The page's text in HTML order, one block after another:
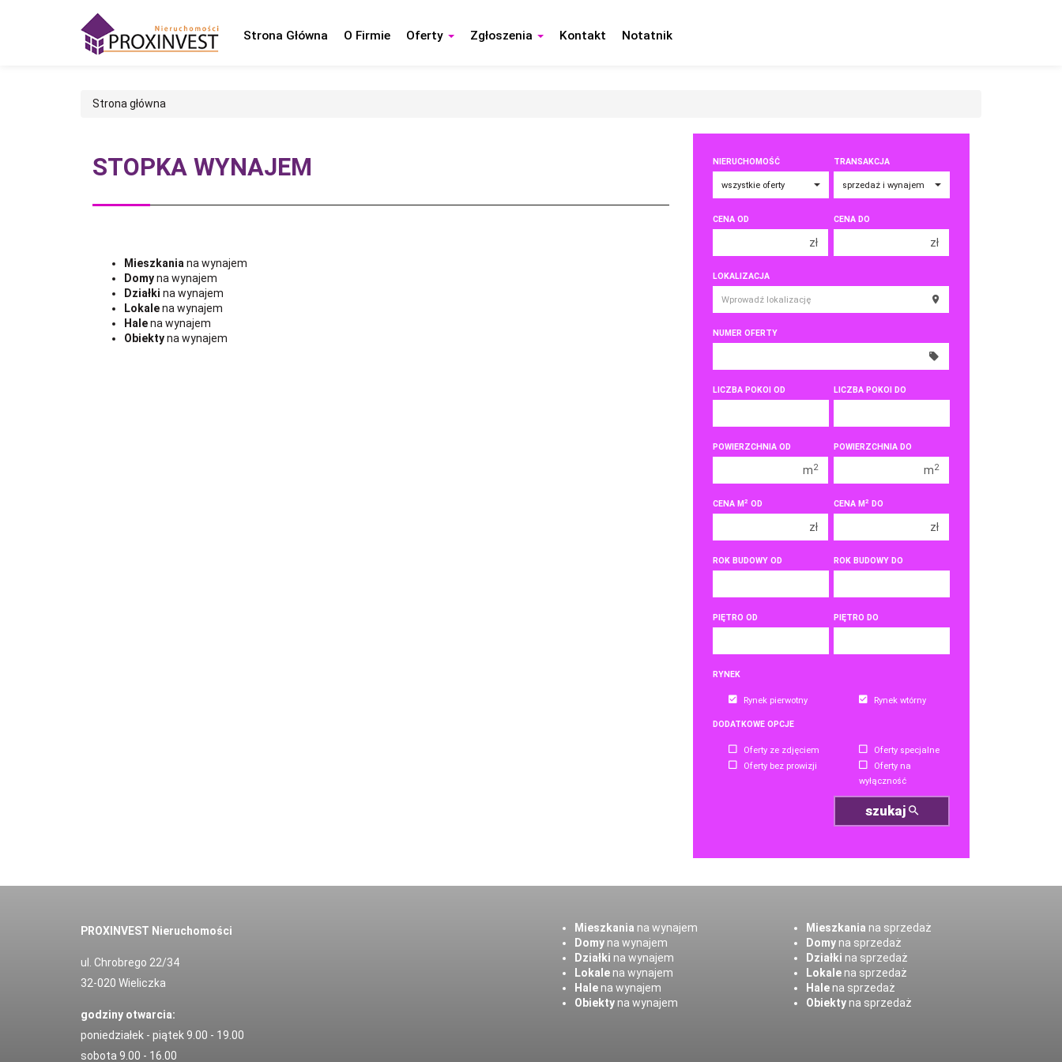
Strona Główna O Firmie Oferty Zgłoszenia Kontakt Notatnik
Strona główna
NIERUCHOMOŚĆ TRANSAKCJA
CENA OD
zł
200 000 zł
250 000 zł
300 000 zł
400 000 zł
CENA DO
zł
200 000 zł
250 000 zł
400 000 zł
LOKALIZACJA
NUMER OFERTY
LICZBA POKOI OD
2 pokoje
3 pokoje
4 pokoje
6 pokoi
LICZBA POKOI DO
2 pokoje
3 pokoje
4 pokoje
6 pokoi
POWIERZCHNIA OD
m2
POWIERZCHNIA DO
m2
CENA M2 OD
zł
CENA M2 DO
zł
ROK BUDOWY OD ROK BUDOWY DO
PIĘTRO OD PIĘTRO DO
RYNEK
Rynek pierwotny Rynek wtórny
DODATKOWE OPCJE
Oferty ze zdjęciem
Oferty specjalne
Oferty bez prowizji
Oferty na
wyłączność
szukaj
STOPKA WYNAJEM
Mieszkania na wynajem
Domyna wynajem
Działki na wynajem
Lokalena wynajem
Halena wynajem
Obiektyna wynajem
PROXINVEST Nieruchomości
ul. Chrobrego 22/34
32-020 Wieliczka
godziny otwarcia:
poniedziałek - piątek 9.00 - 19.00
sobota 9.00 - 16.00
Mieszkania na wynajem
Domy na wynajem
Działki na wynajem
Lokale na wynajem
Halena wynajem
Obiektyna wynajem
Mieszkania na sprzedaż
Domyna sprzedaż
Działki na sprzedaż
Lokalena sprzedaż
Halena sprzedaż
Obiektyna sprzedaż